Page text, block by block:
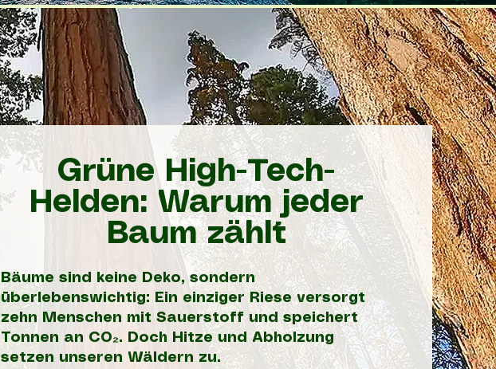
Grüne High-Tech-
Helden: Warum jeder
Baum zählt
Bäume sind keine Deko, sondern
überlebenswichtig: Ein einziger Riese versorgt
zehn Menschen mit Sauerstoff und speichert
Tonnen an CO₂. Doch Hitze und Abholzung
setzen unseren Wäldern zu.